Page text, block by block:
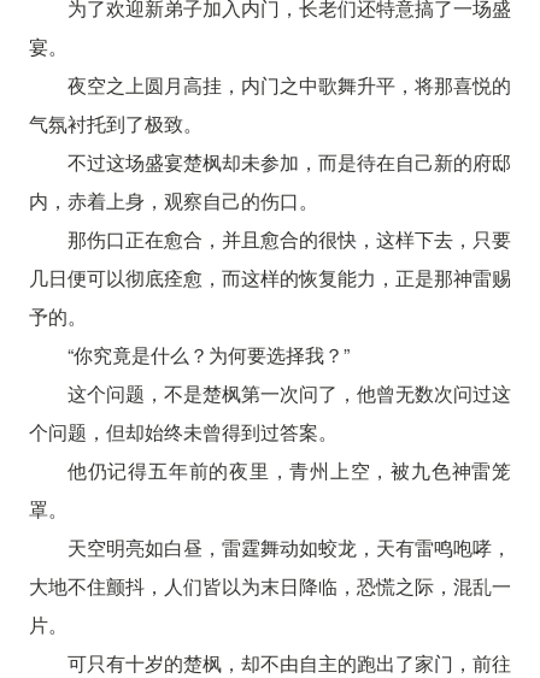
为了欢迎新弟子加入内门，长老们还特意搞了一场盛
宴。
夜空之上圆月高挂，内门之中歌舞升平，将那喜悦的
气氛衬托到了极致。
不过这场盛宴楚枫却未参加，而是待在自己新的府邸
内，赤着上身，观察自己的伤口。
那伤口正在愈合，并且愈合的很快，这样下去，只要
几日便可以彻底痊愈，而这样的恢复能力，正是那神雷赐
予的。
“你究竟是什么？为何要选择我？”
这个问题，不是楚枫第一次问了，他曾无数次问过这
个问题，但却始终未曾得到过答案。
他仍记得五年前的夜里，青州上空，被九色神雷笼
罩。
天空明亮如白昼，雷霆舞动如蛟龙，天有雷鸣咆哮，
大地不住颤抖，人们皆以为末日降临，恐慌之际，混乱一
片。
可只有十岁的楚枫，却不由自主的跑出了家门，前往